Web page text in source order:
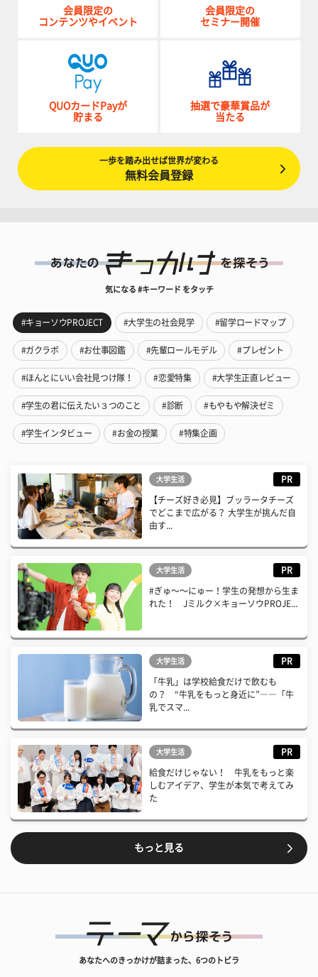
会員限定の
コンテンツやイベント
会員限定の
セミナー開催
QUOカードPayが
貯まる
抽選で豪華賞品が
当たる
一歩を踏み出せば世界が変わる
無料会員登録
気になる #キーワード をタッチ
#キョーソウPROJECT #大学生の社会見学 #留学ロードマップ
#ガクラボ #お仕事図鑑 #先輩ロールモデル #プレゼント
#ほんとにいい会社見つけ隊！ #恋愛特集 #大学生正直レビュー
#学生の君に伝えたい３つのこと #診断 #もやもや解決ゼミ
#学生インタビュー #お金の授業 #特集企画
大学生活 PR
【チーズ好き必見】ブッラータチーズ
でどこまで広がる？ 大学生が挑んだ自
由す...
大学生活 PR
#ぎゅ〜〜にゅー！学生の発想から生ま
れた！ Jミルク×キョーソウPROJE...
大学生活 PR
「牛乳」は学校給食だけで飲むも
の？ “牛乳をもっと身近に”――「牛
乳でスマ...
大学生活 PR
給食だけじゃない！ 牛乳をもっと楽
しむアイデア、学生が本気で考えてみ
た
もっと見る
あなたへのきっかけが詰まった、6つのトビラ